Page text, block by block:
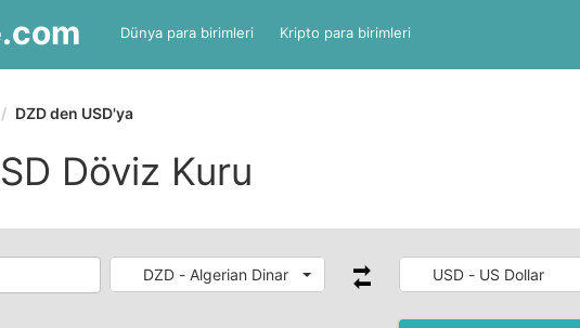
.com Dünya para birimleri Kripto para birimleri
DZD den USD'ya
Döviz Kuru
DZD - Algerian Dinar USD - US Dollar